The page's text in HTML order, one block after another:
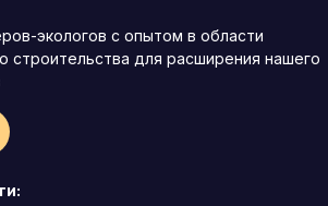
экологов с опытом в области
строительства для расширения нашего